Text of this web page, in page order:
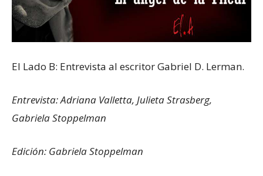
El Lado B: Entrevista al escritor Gabriel D. Lerman.
Entrevista: Adriana Valletta, Julieta Strasberg,
Gabriela Stoppelman
Edición: Gabriela Stoppelman